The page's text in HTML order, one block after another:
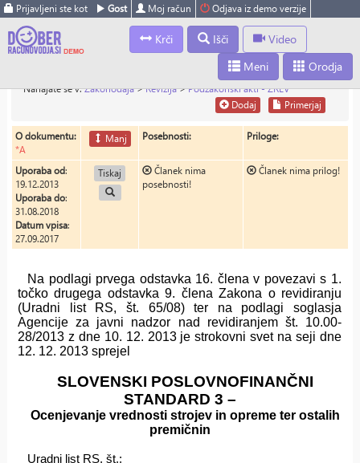
Prijavljeni ste kot Gost Moj račun Odjava iz demo verzije
Krči Išči
Video
Orodja
Meni
Nahajate se v:Zakonodaja>Revizija>Podzakonski akti - ZREV
Primerjaj
Dodaj
O dokumentu:
*A
Manj Posebnosti: Priloge:
Uporaba od:
19.12.2013
Uporaba do:
31.08.2018
Datum vpisa:
27.09.2017
Tiskaj
Članek nima
posebnosti!
Članek nima prilog!